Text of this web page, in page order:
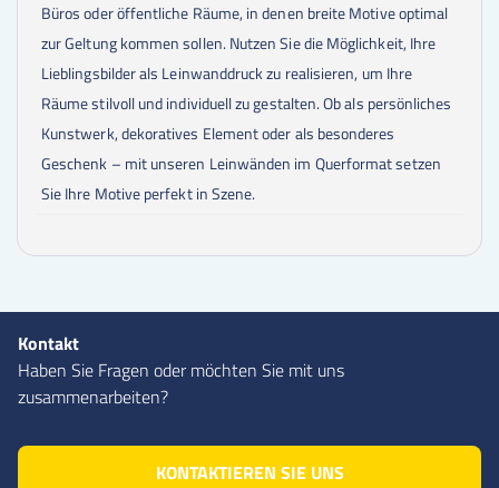
Büros oder öffentliche Räume, in denen breite Motive optimal
zur Geltung kommen sollen. Nutzen Sie die Möglichkeit, Ihre
Lieblingsbilder als Leinwanddruck zu realisieren, um Ihre
Räume stilvoll und individuell zu gestalten. Ob als persönliches
Kunstwerk, dekoratives Element oder als besonderes
Geschenk – mit unseren Leinwänden im Querformat setzen
Sie Ihre Motive perfekt in Szene.
Kontakt
Haben Sie Fragen oder möchten Sie mit uns
zusammenarbeiten?
KONTAKTIEREN SIE UNS